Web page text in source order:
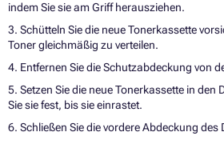
indem Sie sie am Griff herausziehen.
3. Schütteln Sie die neue Tonerkassette
Toner gleichmäßig zu verteilen.
4. Entfernen Sie die Schutzabdeckung von
5. Setzen Sie die neue Tonerkassette in den
Sie sie fest, bis sie einrastet.
6. Schließen Sie die vordere Abdeckung des